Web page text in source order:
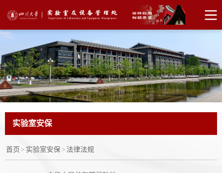
实验室安保
首页 > 实验室安保> 法律法规